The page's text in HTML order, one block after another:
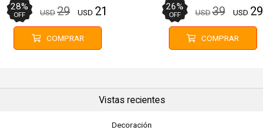
28%
OFF USD29 USD 21
COMPRAR
26%
OFF USD39 USD 29
COMPRAR
Vistas recientes
Decoración